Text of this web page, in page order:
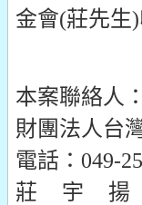
金會(莊先生
本案聯絡人：
財團法人台
電話：049-
莊宇